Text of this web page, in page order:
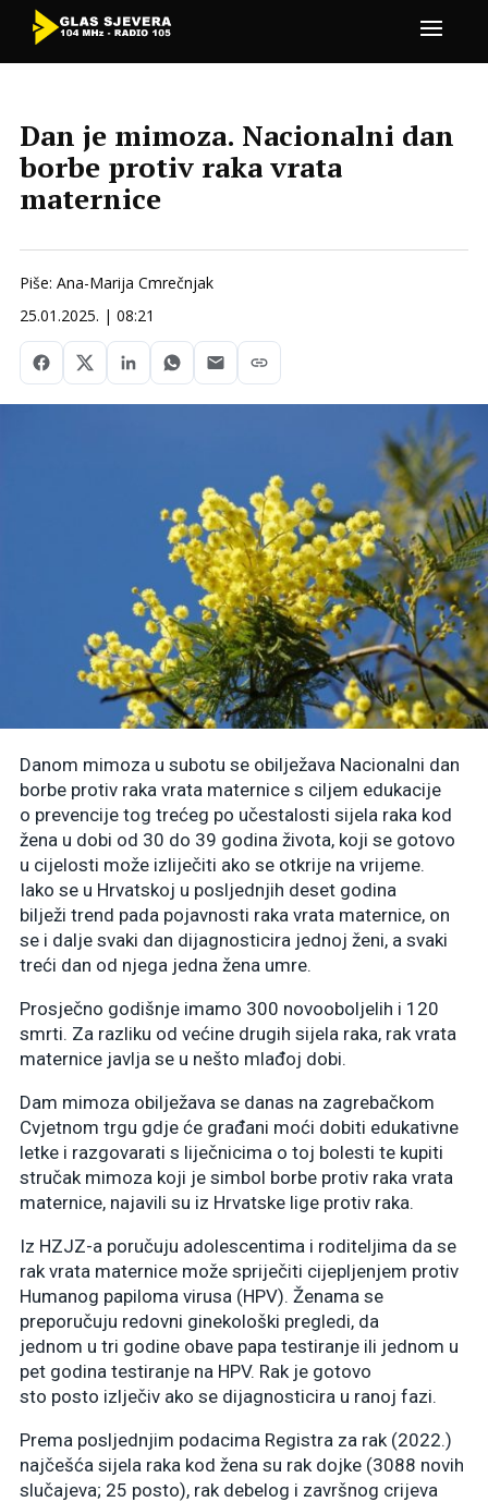
Dan je mimoza. Nacionalni dan
borbe protiv raka vrata
maternice
Piše: Ana-Marija Cmrečnjak
25.01.2025. | 08:21
Danom mimoza u subotu se obilježava Nacionalni dan
borbe protiv raka vrata maternice s ciljem edukacije
o prevencije tog trećeg po učestalosti sijela raka kod
žena u dobi od 30 do 39 godina života, koji se gotovo
u cijelosti može izliječiti ako se otkrije na vrijeme.
Iako se u Hrvatskoj u posljednjih deset godina
bilježi trend pada pojavnosti raka vrata maternice, on
se i dalje svaki dan dijagnosticira jednoj ženi, a svaki
treći dan od njega jedna žena umre.
Prosječno godišnje imamo 300 novooboljelih i 120
smrti. Za razliku od većine drugih sijela raka, rak vrata
maternice javlja se u nešto mlađoj dobi.
Dam mimoza obilježava se danas na zagrebačkom
Cvjetnom trgu gdje će građani moći dobiti edukativne
letke i razgovarati s liječnicima o toj bolesti te kupiti
stručak mimoza koji je simbol borbe protiv raka vrata
maternice, najavili su iz Hrvatske lige protiv raka.
Iz HZJZ-a poručuju adolescentima i roditeljima da se
rak vrata maternice može spriječiti cijepljenjem protiv
Humanog papiloma virusa (HPV). Ženama se
preporučuju redovni ginekološki pregledi, da
jednom u tri godine obave papa testiranje ili jednom u
pet godina testiranje na HPV. Rak je gotovo
sto posto izlječiv ako se dijagnosticira u ranoj fazi.
Prema posljednjim podacima Registra za rak (2022.)
najčešća sijela raka kod žena su rak dojke (3088 novih
slučajeva; 25 posto), rak debelog i završnog crijeva